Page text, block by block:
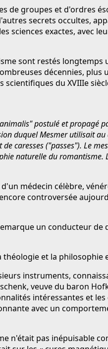
de groupes et d'ordres
secrets occultes,
sciences exactes, avec
sont restés
décennies,
du XVIIIe
postulé et propagé
duquel Mesmer utilisait
caresses ("passes"). Le
naturelle du
médecin célèbre,
controversée
un conducteur
théologie et la
instruments,
veuve du baron
intéressantes et
avec un
n'était pas inépuisable